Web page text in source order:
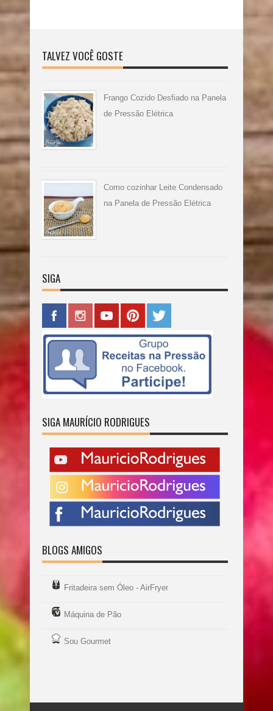
TALVEZ VOCÊ GOSTE
Frango Cozido Desfiado na Panela
de Pressão Elétrica
Como cozinhar Leite Condensado
na Panela de Pressão Elétrica
SIGA
SIGA MAURÍCIO RODRIGUES
BLOGS AMIGOS
Fritadeira sem Óleo - AirFryer
Máquina de Pão
Sou Gourmet